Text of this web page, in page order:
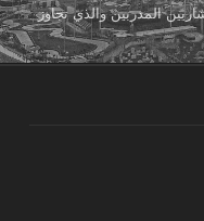
المدربين والذي تجاوز